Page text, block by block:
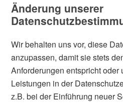
Änderung unserer
Wir behalten uns vor, diese
anzupassen, damit sie stets
Anforderungen entspricht
Leistungen in der
z.B. bei der Einführung neuer